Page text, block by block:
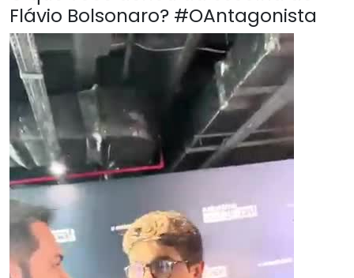
Flávio Bolsonaro? #OAntagonista